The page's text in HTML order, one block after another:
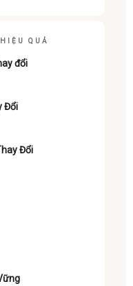
QUẢ
đổi
Đổi
Đổi